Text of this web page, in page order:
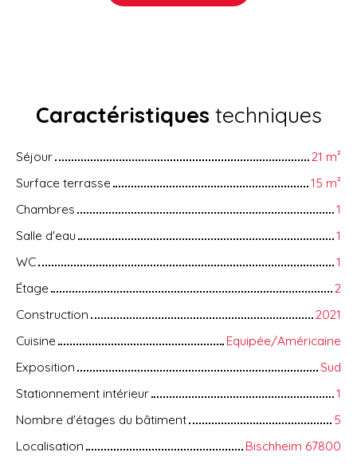
Caractéristiques techniques
Séjour 21 m²
Surface terrasse
15 m²
Chambres
1
Salle d'eau
1
WC
1
Étage
2
Construction
2021
Cuisine
Equipée/Américaine
Exposition
Sud
Stationnement intérieur
1
Nombre d'étages du bâtiment
5
Localisation
Bischheim 67800